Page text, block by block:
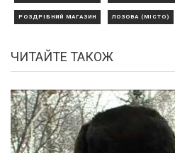
РОЗДРІБНИЙ МАГАЗИН ЛОЗОВА (МІСТО)
ЧИТАЙТЕ ТАКОЖ